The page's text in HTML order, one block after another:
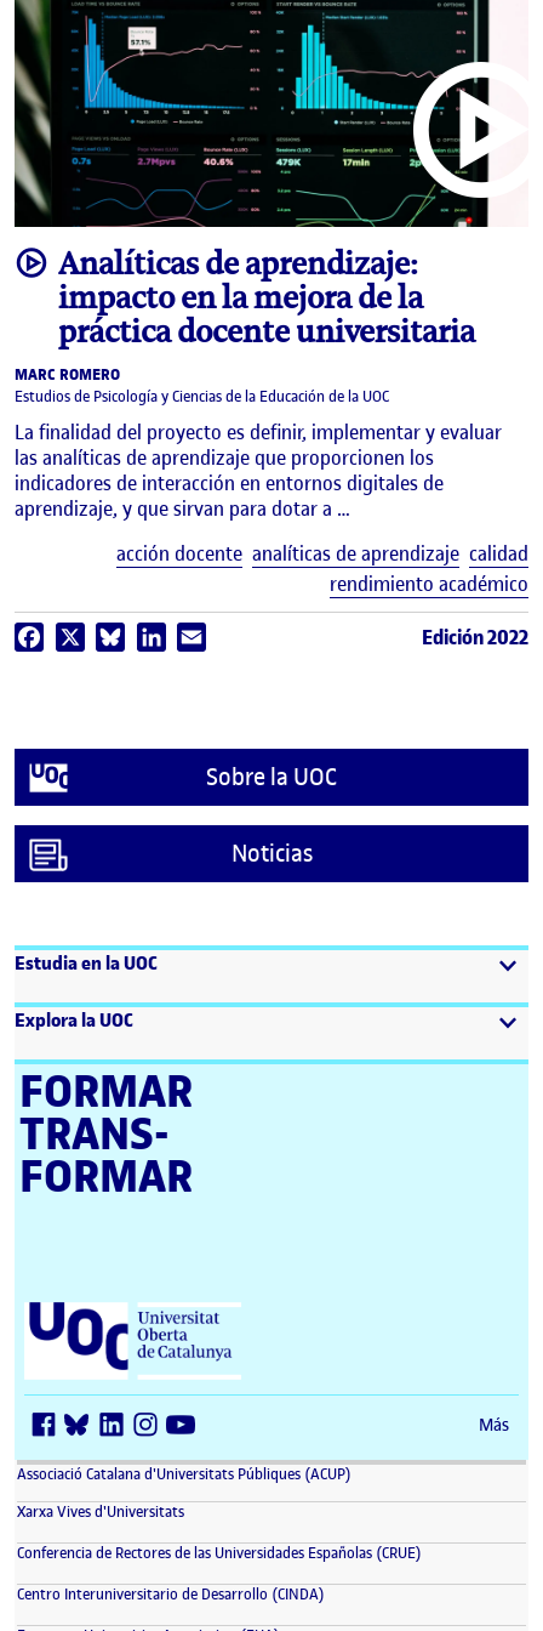
videoAnalíticas de aprendizaje:
impacto en la mejora de la
práctica docente universitaria
MARC ROMERO
Estudios de Psicología y Ciencias de la Educación de la UOC
La finalidad del proyecto es definir, implementar y evaluar
las analíticas de aprendizaje que proporcionen los
indicadores de interacción en entornos digitales de
aprendizaje, y que sirvan para dotar a …
acción docente analíticas de aprendizaje calidad
rendimiento académico
Facebook BlueskyLinkedIn Edición 2022
Sobre la UOC
Noticias
Estudia en la UOC
Explora la UOC
FORMAR
TRANS­
FORMAR
Universitat Oberta de Catalunya (UOC)
Más
Associació Catalana d'Universitats Públiques (ACUP)
Xarxa Vives d'Universitats(se abre en nueva ventana)
Conferencia de Rectores de las Universidades Españolas (CRUE)
Centro Interuniversitario de Desarrollo (CINDA)